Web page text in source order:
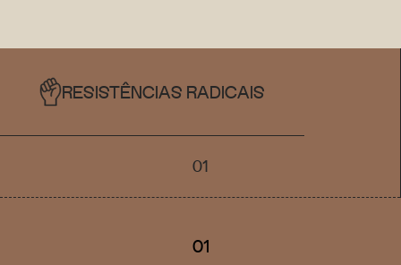
RESISTÊNCIAS RADICAIS
01
01